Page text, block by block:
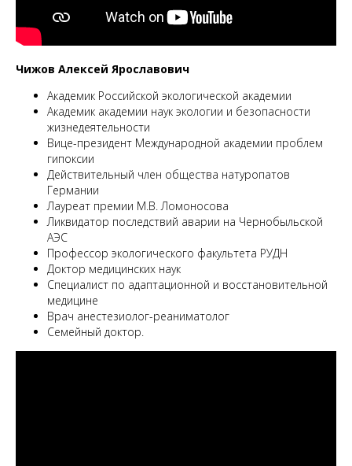
Чижов Алексей Ярославович
Академик Российской экологической академии
Академик академии наук экологии и безопасности
жизнедеятельности
Вице-президент Международной академии проблем
гипоксии
Действительный член общества натуропатов
Германии
Лауреат премии М.В. Ломоносова
Ликвидатор последствий аварии на Чернобыльской
АЭС
Профессор экологического факультета РУДН
Доктор медицинских наук
Специалист по адаптационной и восстановительной
медицине
Врач анестезиолог-реаниматолог
Семейный доктор.